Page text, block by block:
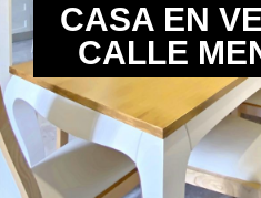
CASA EN
CALLE